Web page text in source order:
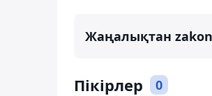
Жаңалықтан
Пікірлер 0